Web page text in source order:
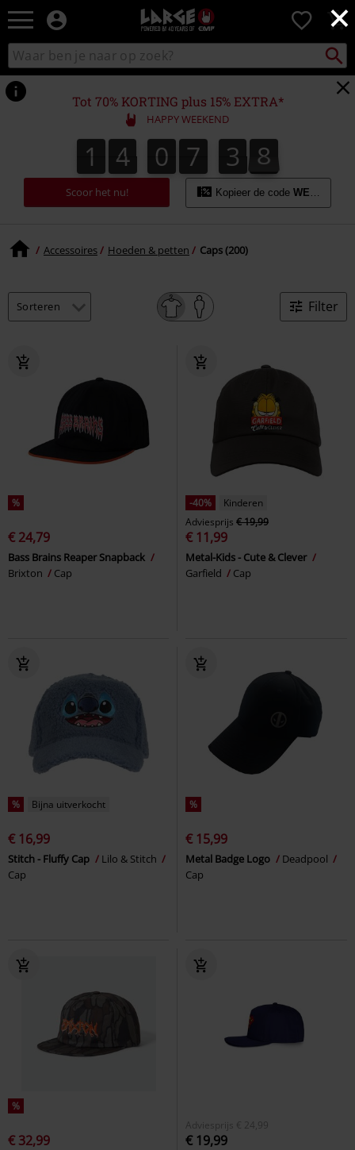
×
Large
–
Muziek-,
en
gaming-
merch
+
alternatieve
kleding
0
Zoek
in
catalogus
zoeken
Tot 70% KORTING plus 15% EXTRA*
HAPPY WEEKEND
1
1 4
4 0
0 7
7 3
4
3 6
7
6
8
7
Scoor het nu! Kopieer de code WEEKEND
Accessoires Hoeden & petten Caps (200)
Filter
%
€ 24,79
Bass Brains Reaper Snapback
Brixton
Cap
-40%
Kinderen
Adviesprijs € 19,99
€ 11,99
Metal-Kids - Cute & Clever
Garfield
Cap
% Bijna uitverkocht
€ 16,99
Stitch - Fluffy Cap
Lilo & Stitch
Cap
%
€ 15,99
Metal Badge Logo
Deadpool
Cap
%
€ 32,99
Adviesprijs € 24,99
€ 19,99